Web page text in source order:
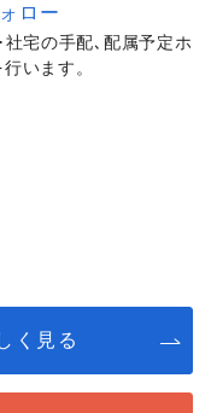
ロー
宅の手配､配属予定ホ
います。
く見る